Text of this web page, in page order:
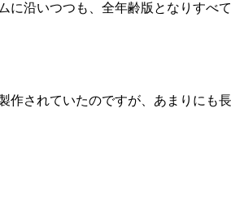
に沿いつつも、全年齢版となりすべ
されていたのですが、あまりにも